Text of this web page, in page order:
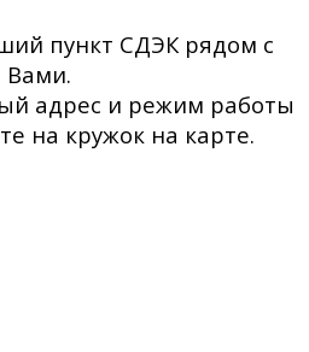
пункт СДЭК рядом с
Вами.
адрес и режим работы
на кружок на карте.